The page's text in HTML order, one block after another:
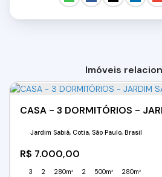
Imóveis
R$ 7.000,00
Jardim Sabiá, Cotia, São Paulo, Brasil
3 2 280m² 2 500m² 280m²